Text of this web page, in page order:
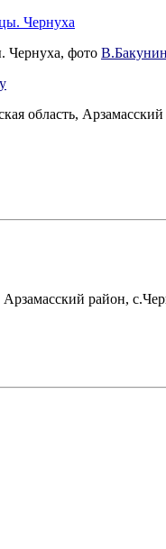
Чернуха, фото В.Бакунин
область,
район,